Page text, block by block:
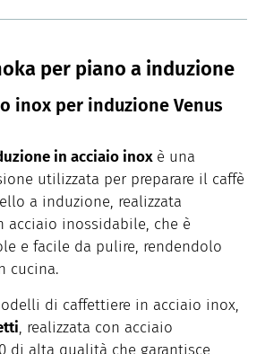
per piano a induzione
inox per induzione Venus
in acciaio inox è una
utilizzata per preparare il caffè
a induzione, realizzata
acciaio inossidabile, che è
e facile da pulire, rendendolo
cucina.
di caffettiere in acciaio inox,
, realizzata con acciaio